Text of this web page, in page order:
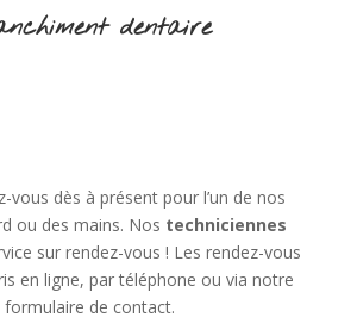
dentaire
vous dès à présent pour l’un de nos
ou des mains. Nos techniciennes
sur rendez-vous ! Les rendez-vous
en ligne, par téléphone ou via notre
formulaire de contact.